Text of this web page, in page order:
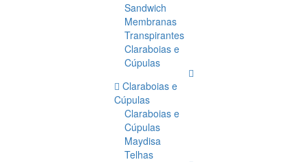
Sandwich
Membranas
Transpirantes
Claraboias e
Cúpulas
Claraboias e
Cúpulas
Claraboias e
Cúpulas
Maydisa
Telhas